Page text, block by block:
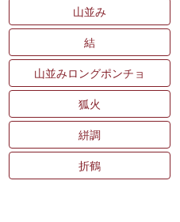
山並み
結
山並みロングポンチョ
狐火
絣調
折鶴